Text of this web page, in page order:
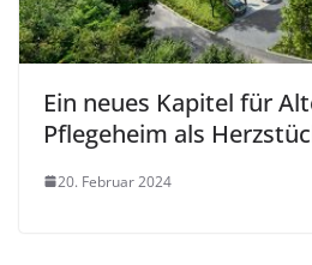
Ein neues Kapitel für
Pflegeheim als
20. Februar 2024